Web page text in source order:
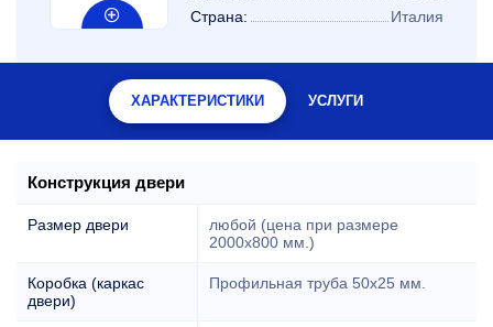
Страна:
Италия
ХАРАКТЕРИСТИКИ УСЛУГИ
Конструкция двери
Размер двери
любой (цена при размере
2000x800 мм.)
Коробка (каркас
двери)
Профильная труба 50х25 мм.